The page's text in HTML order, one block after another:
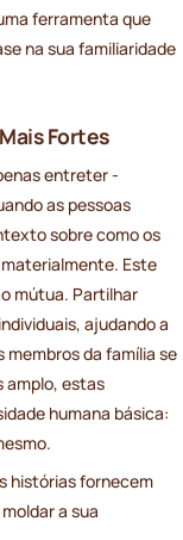
ferramenta que
na sua familiaridade
Fortes
entreter -
as pessoas
sobre como os
Este
mútua. Partilhar
ajudando a
da família se
amplo, estas
humana básica:
histórias fornecem
a sua